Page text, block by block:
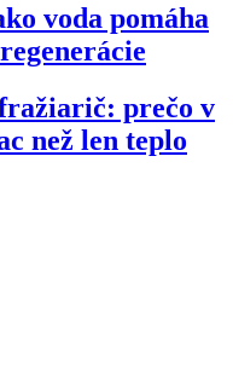
voda pomáha
prečo v
než len teplo